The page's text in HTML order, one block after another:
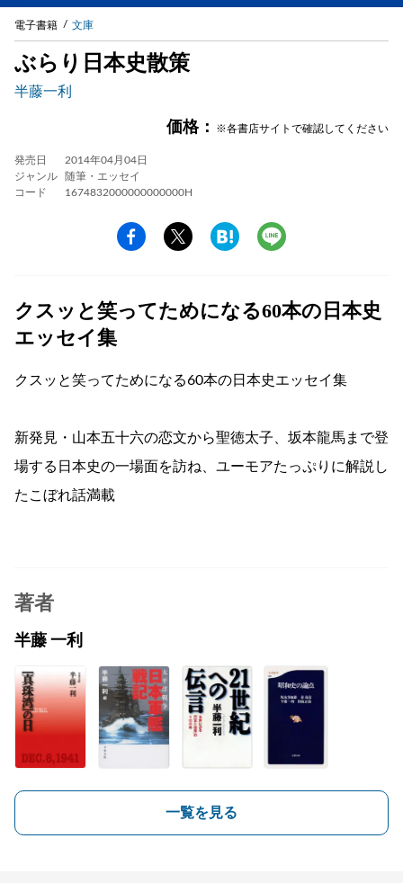
電子書籍 文庫
ぶらり日本史散策
半藤一利
価格： ※各書店サイトで確認してください
発売日
2014年04月04日
ジャンル
随筆・エッセイ
コード
1674832000000000000H
クスッと笑ってためになる60本の日本史
エッセイ集
クスッと笑ってためになる60本の日本史エッセイ集
新発見・山本五十六の恋文から聖徳太子、坂本龍馬まで登
場する日本史の一場面を訪ね、ユーモアたっぷりに解説し
たこぼれ話満載
著者
半藤 一利
一覧を見る